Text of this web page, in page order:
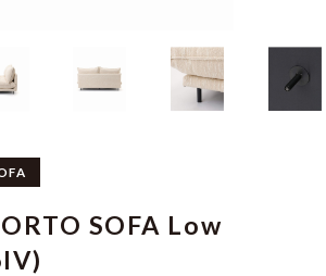
SOFA Low